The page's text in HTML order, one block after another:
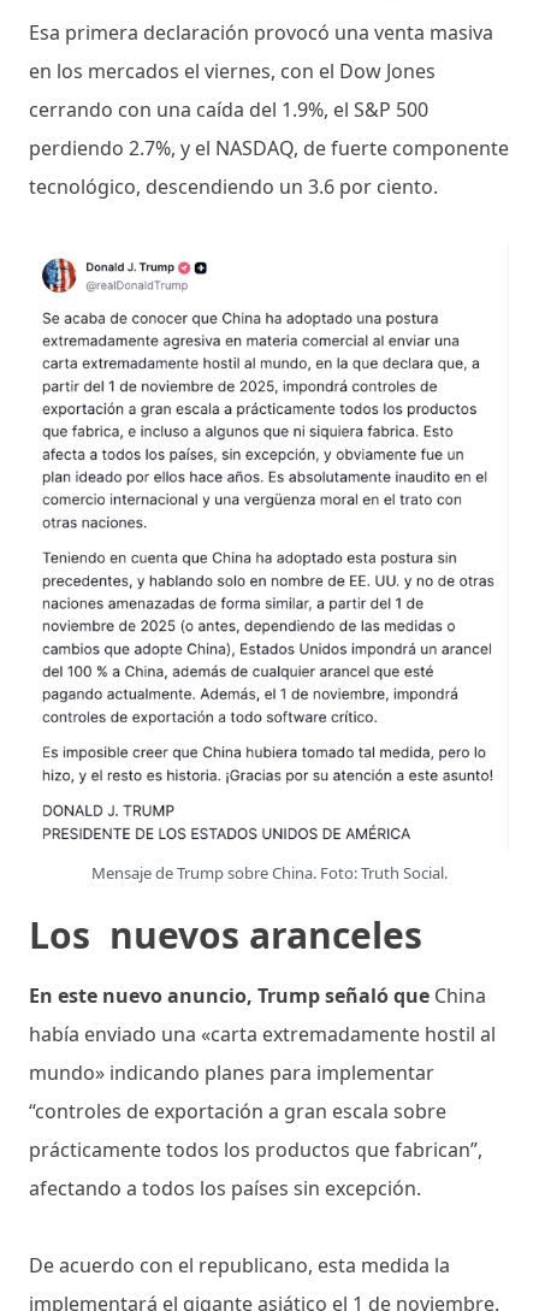
Esa primera declaración provocó una venta masiva
en los mercados el viernes, con el Dow Jones
cerrando con una caída del 1.9%, el S&P 500
perdiendo 2.7%, y el NASDAQ, de fuerte componente
tecnológico, descendiendo un 3.6 por ciento.
Mensaje de Trump sobre China. Foto: Truth Social.
Los nuevos aranceles
En este nuevo anuncio, Trump señaló que China
había enviado una «carta extremadamente hostil al
mundo» indicando planes para implementar
“controles de exportación a gran escala sobre
prácticamente todos los productos que fabrican”,
afectando a todos los países sin excepción.
De acuerdo con el republicano, esta medida la
implementará el gigante asiático el 1 de noviembre.